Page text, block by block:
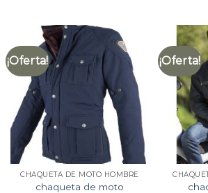
¡Oferta!
CHAQUETA DE MOTO HOMBRE
chaqueta de moto
¡Oferta!